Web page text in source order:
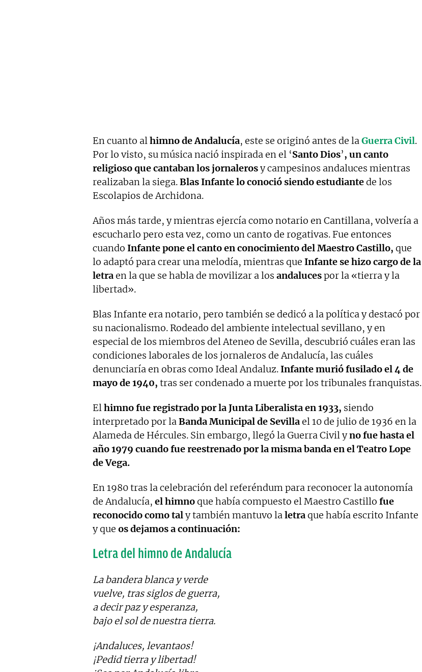
En cuanto alhimno de Andalucía, este se originó antes de laGuerra Civil.
Por lo visto, su música nació inspirada en el ‘Santo Dios’, un canto
religioso que cantaban los jornalerosy campesinos andaluces mientras
realizaban la siega.Blas Infante lo conoció siendo estudiantede los
Escolapios de Archidona.
Años más tarde, y mientras ejercía como notario en Cantillana, volvería a
escucharlo pero esta vez, como un canto de rogativas. Fue entonces
cuando Infante pone el canto en conocimiento del Maestro Castillo, que
lo adaptó para crear una melodía, mientras que Infante se hizo cargo de la
letraen la que se habla de movilizar a los andalucespor la «tierra y la
libertad».
Blas Infante era notario, pero también se dedicó a la política y destacó por
su nacionalismo. Rodeado del ambiente intelectual sevillano, y en
especial de los miembros del Ateneo de Sevilla, descubrió cuáles eran las
condiciones laborales de los jornaleros de Andalucía, las cuáles
denunciaría en obras como Ideal Andaluz.Infante murió fusilado el 4 de
mayo de 1940, tras ser condenado a muerte por los tribunales franquistas.
Elhimno fue registrado por la Junta Liberalista en 1933, siendo
interpretado por laBanda Municipal de Sevillael 10 de julio de 1936 en la
Alameda de Hércules. Sin embargo, llegó la Guerra Civil yno fue hasta el
año 1979 cuando fue reestrenado por la misma banda en el Teatro Lope
de Vega.
En 1980 tras la celebración del referéndum para reconocer la autonomía
de Andalucía, el himnoque había compuesto el Maestro Castillo fue
reconocido como taly también mantuvo laletraque había escrito Infante
y que os dejamos a continuación:
Letra del himno de Andalucía
La bandera blanca y verde
vuelve, tras siglos de guerra,
a decir paz y esperanza,
bajo el sol de nuestra tierra.
¡Andaluces, levantaos!
¡Pedid tierra y libertad!